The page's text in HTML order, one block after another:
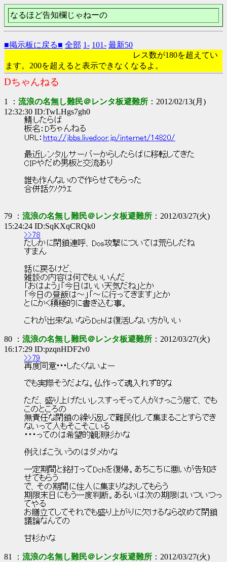
なるほど告知欄じゃねーの
■掲示板に戻る■ 全部 1- 101- 最新50
レス数が180を超えてい
ます。200を超えると表示できなくなるよ。
Dちゃんねる
1 ： 流浪の名無し難民＠レンタ板避難所 ：2012/02/13(月)
12:32:30 ID:TwLHgs7gh0
鯖:したらば
板名：Dちゃんねる
URL： http://jbbs.livedoor.jp/internet/14820/
最近レンタルサーバーからしたらばに移転してきた
CIPやだめ男板と交流あり
誰も作んないので作らせてもらった
合併話ｸｿｸﾗｴ
79 ： 流浪の名無し難民＠レンタ板避難所 ：2012/03/27(火)
15:24:24 ID:SqKXqCRQk0
>>78
たしかに閉鎖連呼、Dos攻撃については荒らしだね
すまん
話に戻るけど、
雑談の内容は何でもいいんだ
「おはよう」「今日はいい天気だね」とか
「今日の昼飯は～」「～に行ってきます」とか
とにかく積極的に書き込む事。
これが出来ないならDchは復活しない方がいい
80 ： 流浪の名無し難民＠レンタ板避難所 ：2012/03/27(火)
16:17:29 ID:pzqnHDF2v0
>>79
再度同意･･･したくないよー
でも実際そうだよな。仏作って魂入れず的な
ただ、盛り上げたいレスすっぞって人がけっこう居て、でも
このところの
無責任な閉鎖の繰り返しで難民化して集まることすらでき
ないって人もそこそこいる
・・・ってのは希望的観測杉かな
例えばこういうのはダメかな
一定期間と銘打ってDchを復帰。あちこちに悪いが告知さ
せてもらう
で、その期間に住人に集まりなおしてもらう
期限末日にもう一度判断。あるいは次の期限はいついつっ
てやる
お膳立てしてそれでも盛り上がりに欠けるなら改めて閉鎖
議論なんての
甘杉かな
81 ： 流浪の名無し難民＠レンタ板避難所 ：2012/03/27(火)